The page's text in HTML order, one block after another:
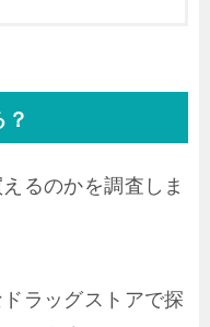
るのかを調査しま
ラッグストアで探